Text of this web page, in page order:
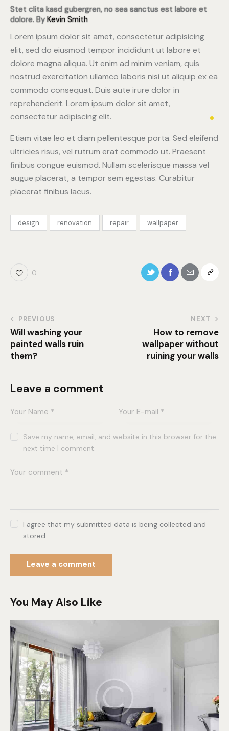
Stet clita kasd gubergren, no sea sanctus est labore et
dolore. ByKevin Smith
Lorem ipsum dolor sit amet, consectetur adipisicing
elit, sed do eiusmod tempor incididunt ut labore et
dolore magna aliqua. Ut enim ad minim veniam, quis
nostrud exercitation ullamco laboris nisi ut aliquip ex ea
commodo consequat. Duis aute irure dolor in
reprehenderit. Lorem ipsum dolor sit amet,
consectetur adipiscing elit.
Etiam vitae leo et diam pellentesque porta. Sed eleifend
ultricies risus, vel rutrum erat commodo ut. Praesent
finibus congue euismod. Nullam scelerisque massa vel
augue placerat, a tempor sem egestas. Curabitur
placerat finibus lacus.
design renovation repair wallpaper
0
PREVIOUS
Will washing your
painted walls ruin
them?
NEXT
How to remove
wallpaper without
ruining your walls
Leave a comment
Save my name, email, and website in this browser for the
next time I comment.
I agree that my submitted data is being collected and
stored.
You May Also Like